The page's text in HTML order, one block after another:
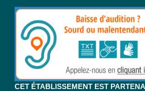
CET ÉTABLISSEMENT EST